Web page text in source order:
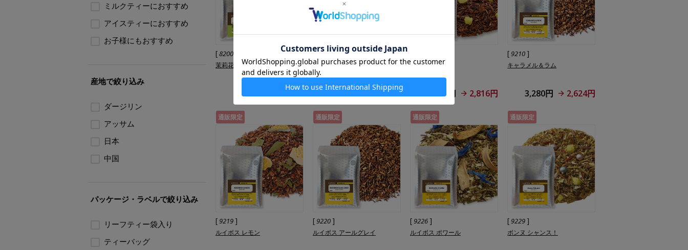
[8200
茉莉花茶
2,720円 2,176円
[9000 ]
オーガニック ルイボス ナチュ
ラル
3,000円 2,400円
ピッコロ
3,520円 2,816円
[9210 ]
キャラメル＆ラム
3,280円 2,624円
通販限定
[9219 ]
ルイボス レモン
通販限定
[9220 ]
ルイボス アールグレイ
通販限定
[9226 ]
ルイボス ポワール
通販限定
[9229 ]
ボンヌ シャンス！
ミルクティーにおすすめ
アイスティーにおすすめ
お子様にもおすすめ
産地で絞り込み
ダージリン
アッサム
日本
中国
パッケージ・ラベルで絞り込み
リーフティー袋入り
ティーバッグ